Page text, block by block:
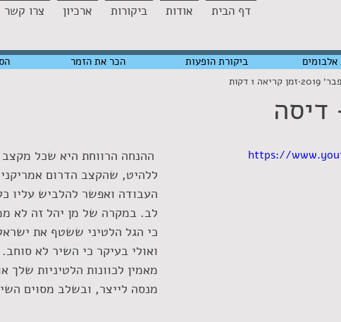
דף הבית אודות ביקורות ארכיון צרו קשר
דיסה
זמן קריאה 1 דקות
https://
ההנחה הרווחת היא שכל מקצב
ללהיט, שהקצב הדרום
העבודה ואפשר להלביש עליו
לב. במקרה של מן יהל זה לא
כי הגל הלטיני ששטף את
ואולי בעיקר כי השיר לא
מאמין לכוונות הלטיניות
מנסה לייצר, ובשלב מסוים
הכר את הזמר ביקורת הופעות אלבומים